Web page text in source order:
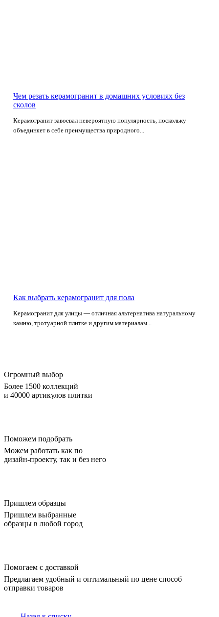
Чем резать керамогранит в домашних условиях без
сколов
Керамогранит завоевал невероятную популярность, поскольку
объединяет в себе преимущества природного...
Как выбрать керамогранит для пола
Керамогранит для улицы — отличная альтернатива натуральному
камню, тротуарной плитке и другим материалам...
Огромный выбор
Более 1500 коллекций
и 40000 артикулов плитки
Поможем подобрать
Можем работать как по
дизайн-проекту, так и без него
Пришлем образцы
Пришлем выбранные
образцы в любой город
Помогаем с доставкой
Предлагаем удобный и оптимальный по цене способ
отправки товаров